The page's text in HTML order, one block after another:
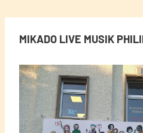
MIKADO LIVE MUSIK